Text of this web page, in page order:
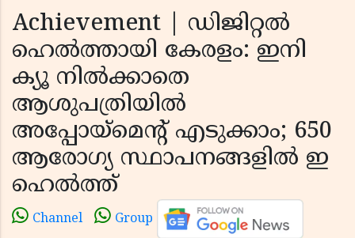
Achievement | ഡിജിറ്റല്‍
ഹെല്‍ത്തായി കേരളം: ഇനി
ക്യൂ നില്‍ക്കാതെ
ആശുപത്രിയില്‍
അപ്പോയ്മെന്റ് എടുക്കാം; 650
ആരോഗ്യ സ്ഥാപനങ്ങളില്‍ ഇ
ഹെല്‍ത്ത്
Channel Group